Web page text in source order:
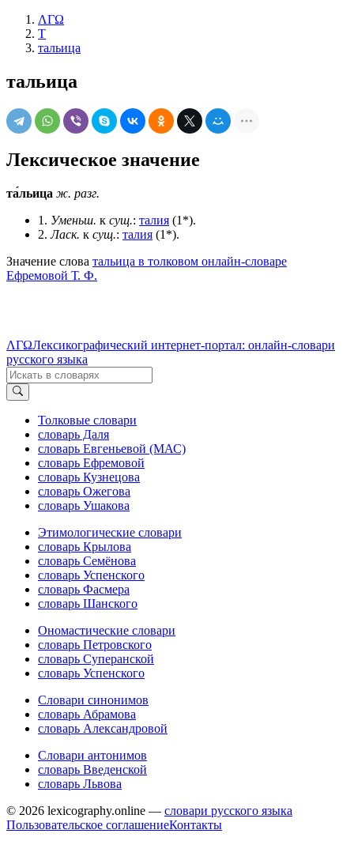
ΛΓΩ
Т
тальица
тальица
Лексическое значение
та́льица ж. разг.
1. Уменьш. к сущ.: талия (1*).
2.Ласк. к сущ.: талия (1*).
Значение слова тальица в толковом онлайн-словаре
Ефремовой Т. Ф.
ΛΓΩЛексикографический интернет-портал: онлайн-словари
русского языка
Толковые словари
словарь Даля
словарь Евгеньевой (МАС)
словарь Ефремовой
словарь Кузнецова
словарь Ожегова
словарь Ушакова
Этимологические словари
словарь Крылова
словарь Семёнова
словарь Успенского
словарь Фасмера
словарь Шанского
Ономастические словари
словарь Петровского
словарь Суперанской
словарь Успенского
Словари синонимов
словарь Абрамова
словарь Александровой
Словари антонимов
словарь Введенской
словарь Львова
© 2026 lexicography.online — словари русского языка
Пользовательское соглашениеКонтакты